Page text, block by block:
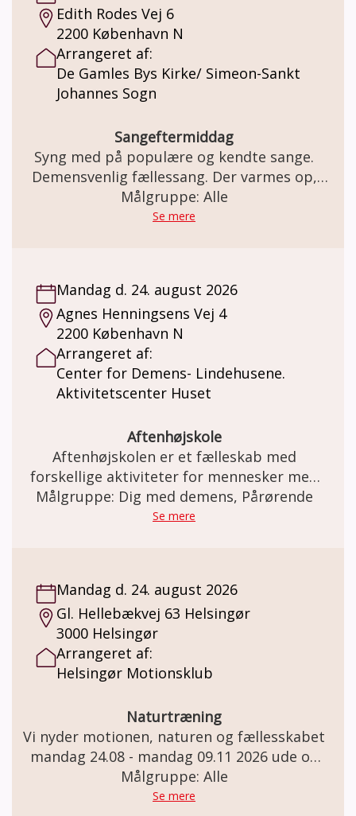
Edith Rodes Vej 6
2200 København N
Arrangeret af:
De Gamles Bys Kirke/ Simeon-Sankt
Johannes Sogn
Sangeftermiddag
Syng med på populære og kendte sange.
Demensvenlig fællessang. Der varmes op,
inden vi synger (om årstiderne, glæder,
sorger, naturen, og meget mere i selskab)
Målgruppe: Alle
Se mere
Mandag d. 24. august 2026
Agnes Henningsens Vej 4
2200 København N
Arrangeret af:
Center for Demens- Lindehusene.
Aktivitetscenter Huset
Aftenhøjskole
Aftenhøjskolen er et fælleskab med
forskellige aktiviteter for mennesker med
demens sammen med familie og venner.
Målgruppe: Dig med demens, Pårørende
Se mere
Mandag d. 24. august 2026
Gl. Hellebækvej 63 Helsingør
3000 Helsingør
Arrangeret af:
Helsingør Motionsklub
Naturtræning
Vi nyder motionen, naturen og fællesskabet
mandag 24.08 - mandag 09.11 2026 ude og
omkring Teglstrup Hegn. Mødested:
Helsingør hallen Gl. Hellebækvej 63 i
Målgruppe: Alle
Se mere